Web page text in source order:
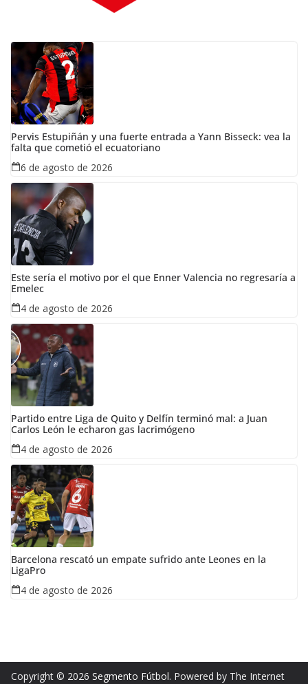
Pervis Estupiñán y una fuerte entrada a Yann Bisseck: vea la
falta que cometió el ecuatoriano
6 de agosto de 2026
Este sería el motivo por el que Enner Valencia no regresaría a
Emelec
4 de agosto de 2026
Partido entre Liga de Quito y Delfín terminó mal: a Juan
Carlos León le echaron gas lacrimógeno
4 de agosto de 2026
Barcelona rescató un empate sufrido ante Leones en la
LigaPro
4 de agosto de 2026
Copyright © 2026 Segmento Fútbol. Powered by The Internet